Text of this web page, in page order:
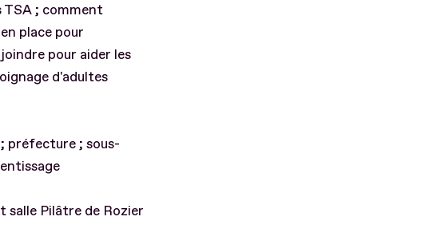
TSA ; comment
place pour
pour aider les
d'adultes
préfecture ; sous-
salle Pilâtre de Rozier